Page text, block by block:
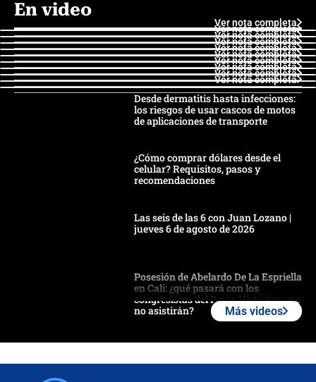
En video
Ver nota completa
Ver nota completa
Ver nota completa
Ver nota completa
Ver nota completa
Ver nota completa
Ver nota completa
Ver nota completa
Ver nota completa
Ver nota completa
Desde dermatitis hasta infecciones:
los riesgos de usar cascos de motos
de aplicaciones de transporte
¿Cómo comprar dólares desde el
celular? Requisitos, pasos y
recomendaciones
Las seis de las 6 con Juan Lozano |
jueves 6 de agosto de 2026
Posesión de Abelardo De La Espriella
en Cali: ¿qué pasará con los
congresistas del Pacto Histórico que
no asistirán?
Más videos